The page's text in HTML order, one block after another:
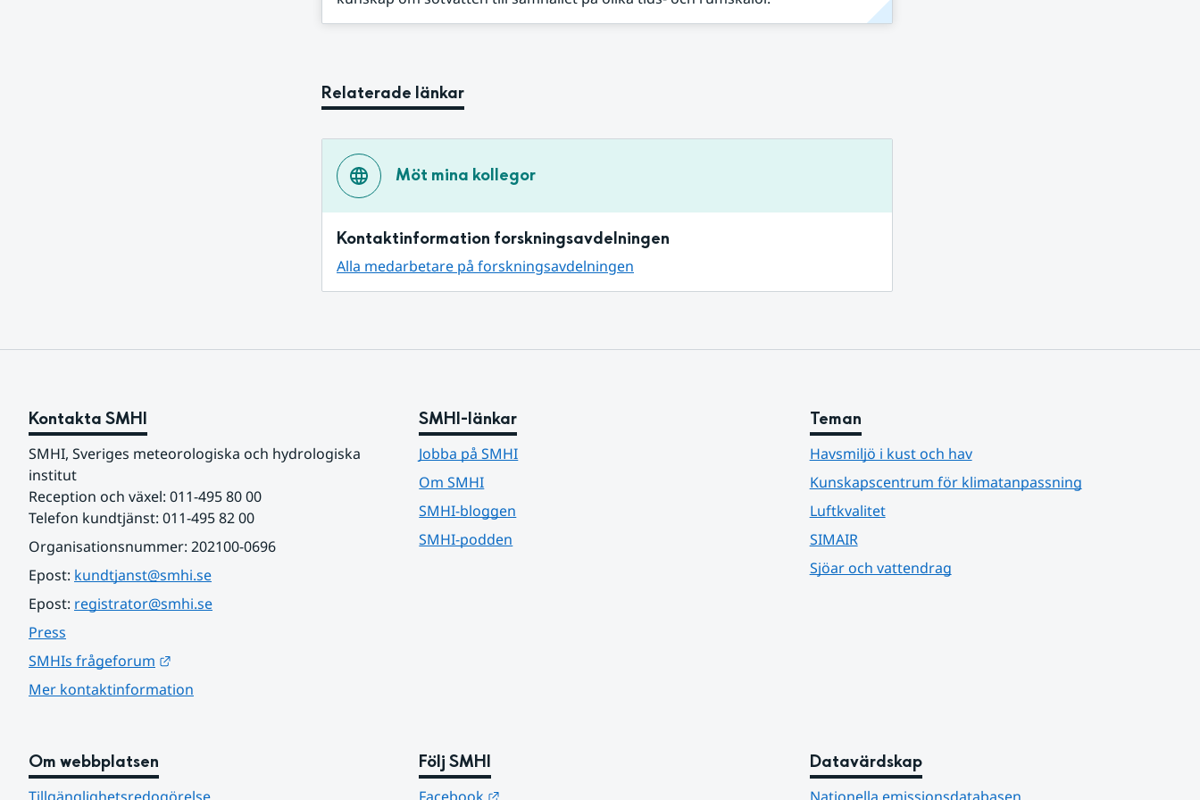
Relaterade länkar
Möt mina kollegor
Kontaktinformation forskningsavdelningen
Alla medarbetare på forskningsavdelningen
Kontakta SMHI
SMHI, Sveriges meteorologiska och hydrologiska
institut
Reception och växel: 011-495 80 00
Telefon kundtjänst: 011-495 82 00
Organisationsnummer: 202100-0696
Epost: kundtjanst@smhi.se
Epost: registrator@smhi.se
Press
SMHIs frågeforum
Mer kontaktinformation
SMHI-länkar
Jobba på SMHI
Om SMHI
SMHI-bloggen
SMHI-podden
Teman
Havsmiljö i kust och hav
Kunskapscentrum för klimatanpassning
Luftkvalitet
SIMAIR
Sjöar och vattendrag
Om webbplatsen Följ SMHI Datavärdskap